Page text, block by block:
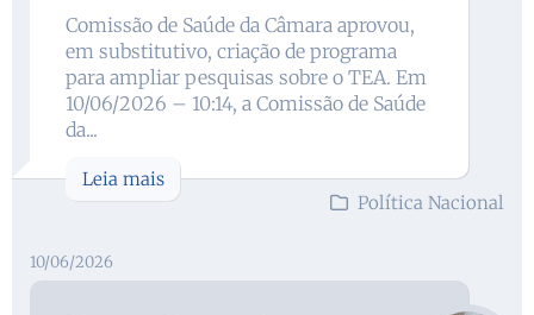
Comissão de Saúde da Câmara aprovou,
em substitutivo, criação de programa
para ampliar pesquisas sobre o TEA. Em
10/06/2026 – 10:14, a Comissão de Saúde
da...
Leia mais
Política Nacional
10/06/2026